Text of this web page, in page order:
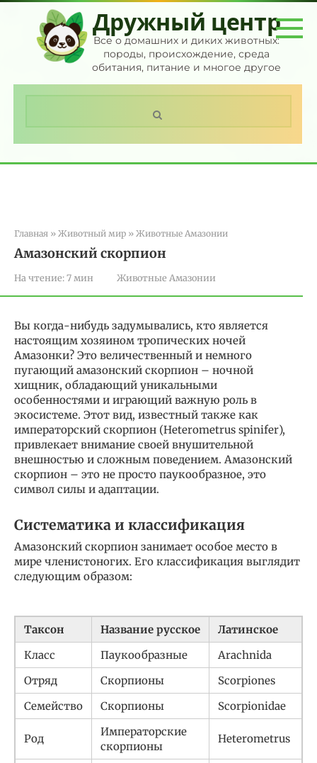
Перейти
контенту
Дружный центр
Все о домашних и диких животных:
породы, происхождение, среда
обитания, питание и многое другое
Главная » Животный мир » Животные Амазонии
Амазонский скорпион
На чтение:7 мин Животные Амазонии
Вы когда-нибудь задумывались, кто является
настоящим хозяином тропических ночей
Амазонки? Это величественный и немного
пугающий амазонский скорпион – ночной
хищник, обладающий уникальными
особенностями и играющий важную роль в
экосистеме. Этот вид, известный также как
императорский скорпион (Heterometrus spinifer),
привлекает внимание своей внушительной
внешностью и сложным поведением. Амазонский
скорпион – это не просто паукообразное, это
символ силы и адаптации.
Систематика и классификация
Амазонский скорпион занимает особое место в
мире членистоногих. Его классификация выглядит
следующим образом:
Таксон Название русское
Латинское
Класс
Паукообразные
Arachnida
Отряд
Скорпионы
Scorpiones
Семейство
Скорпионы Scorpionidae
Род
Императорские
скорпионы
Heterometrus